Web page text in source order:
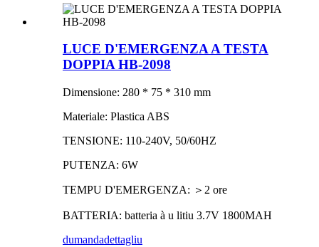
LUCE D'EMERGENZA A TESTA
DOPPIA HB-2098
Dimensione: 280 * 75 * 310 mm
Materiale: Plastica ABS
TENSIONE: 110-240V, 50/60HZ
PUTENZA: 6W
TEMPU D'EMERGENZA: ＞2 ore
BATTERIA: batteria à u litiu 3.7V 1800MAH
dumandadettagliu